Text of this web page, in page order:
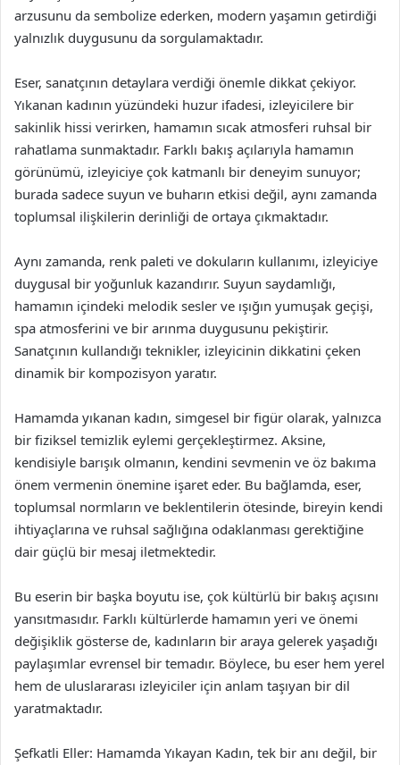
arzusunu da sembolize ederken, modern yaşamın getirdiği
yalnızlık duygusunu da sorgulamaktadır.
Eser, sanatçının detaylara verdiği önemle dikkat çekiyor.
Yıkanan kadının yüzündeki huzur ifadesi, izleyicilere bir
sakinlik hissi verirken, hamamın sıcak atmosferi ruhsal bir
rahatlama sunmaktadır. Farklı bakış açılarıyla hamamın
görünümü, izleyiciye çok katmanlı bir deneyim sunuyor;
burada sadece suyun ve buharın etkisi değil, aynı zamanda
toplumsal ilişkilerin derinliği de ortaya çıkmaktadır.
Aynı zamanda, renk paleti ve dokuların kullanımı, izleyiciye
duygusal bir yoğunluk kazandırır. Suyun saydamlığı,
hamamın içindeki melodik sesler ve ışığın yumuşak geçişi,
spa atmosferini ve bir arınma duygusunu pekiştirir.
Sanatçının kullandığı teknikler, izleyicinin dikkatini çeken
dinamik bir kompozisyon yaratır.
Hamamda yıkanan kadın, simgesel bir figür olarak, yalnızca
bir fiziksel temizlik eylemi gerçekleştirmez. Aksine,
kendisiyle barışık olmanın, kendini sevmenin ve öz bakıma
önem vermenin önemine işaret eder. Bu bağlamda, eser,
toplumsal normların ve beklentilerin ötesinde, bireyin kendi
ihtiyaçlarına ve ruhsal sağlığına odaklanması gerektiğine
dair güçlü bir mesaj iletmektedir.
Bu eserin bir başka boyutu ise, çok kültürlü bir bakış açısını
yansıtmasıdır. Farklı kültürlerde hamamın yeri ve önemi
değişiklik gösterse de, kadınların bir araya gelerek yaşadığı
paylaşımlar evrensel bir temadır. Böylece, bu eser hem yerel
hem de uluslararası izleyiciler için anlam taşıyan bir dil
yaratmaktadır.
Şefkatli Eller: Hamamda Yıkayan Kadın, tek bir anı değil, bir